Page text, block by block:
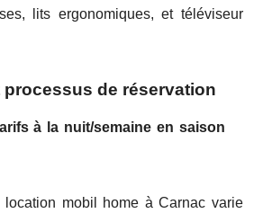
lits ergonomiques, et téléviseur
processus de réservation
à la nuit/semaine en saison
location mobil home à Carnac varie